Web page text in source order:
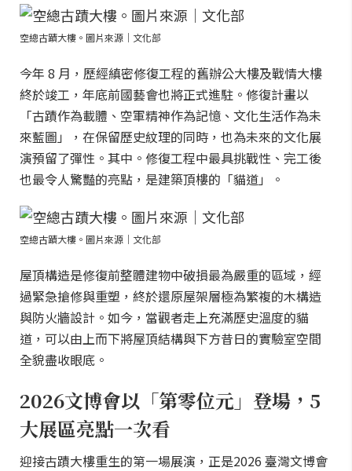
空總古蹟大樓。圖片來源｜文化部
今年 8 月，歷經縝密修復工程的舊辦公大樓及戰情大樓
終於竣工，年底前國藝會也將正式進駐。修復計畫以
「古蹟作為載體、空軍精神作為記憶、文化生活作為未
來藍圖」，在保留歷史紋理的同時，也為未來的文化展
演預留了彈性。其中。修復工程中最具挑戰性、完工後
也最令人驚豔的亮點，是建築頂樓的「貓道」。
空總古蹟大樓。圖片來源｜文化部
屋頂構造是修復前整體建物中破損最為嚴重的區域，經
過緊急搶修與重塑，終於還原屋架層極為繁複的木構造
與防火牆設計。如今，當觀者走上充滿歷史溫度的貓
道，可以由上而下將屋頂結構與下方昔日的實驗室空間
全貌盡收眼底。
2026文博會以「第零位元」登場，5
大展區亮點一次看
迎接古蹟大樓重生的第一場展演，正是2026 臺灣文博會